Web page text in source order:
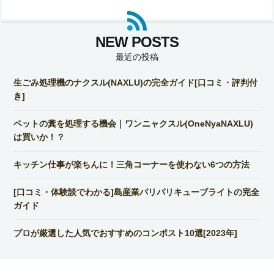
最近の投稿
生ごみ処理機のナクスル(NAXLU)の完全ガイド[口コミ・評判付
き]
ペットの糞を処理する機会｜ワンニャクスル(OneNyaNAXLU)
は買いか！？
キッチン仕事が楽ちんに！三角コーナーを使わない6つの方法
[口コミ・体験談でわかる]島産業パリパリキューブライトの完全
ガイド
プロが厳選した人気でおすすめのコンポスト10選[2023年]